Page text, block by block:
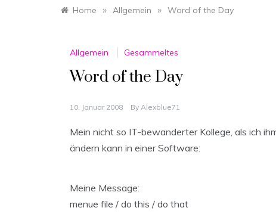
Home » Allgemein » Word of the Day
Allgemein Gesammeltes
Word of the Day
10. Januar 2008 By Alexblue71
Mein nicht so IT-bewanderter Kollege, als ich
ändern kann in einer Software:
Meine Message:
menue file / do this / do that